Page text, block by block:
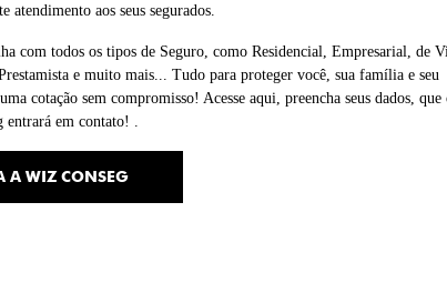
atendimento aos seus segurados.
com todos os tipos de Seguro, como Residencial, Empresarial, de
e muito mais... Tudo para proteger você, sua família e seu
cotação sem compromisso! Acesse aqui, preencha seus dados, que
em contato! .
A WIZ CONSEG